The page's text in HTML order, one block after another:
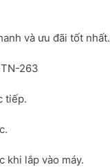
và ưu đãi tốt nhất.
263
tiếp.
khi lắp vào máy.